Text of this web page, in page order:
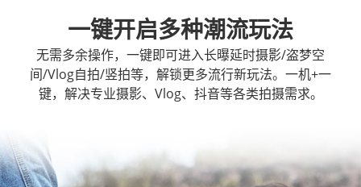
一键开启多种潮流玩法
无需多余操作，一键即可进入长曝延时摄影/盗梦空
间/Vlog自拍/竖拍等，解锁更多流行新玩法。一机+一
键，解决专业摄影、Vlog、抖音等各类拍摄需求。